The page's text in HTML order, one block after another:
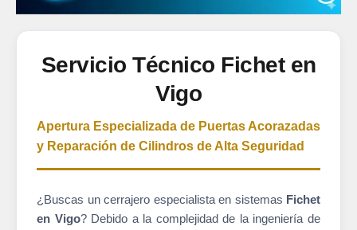
Servicio Técnico Fichet en
Vigo
Apertura Especializada de Puertas Acorazadas
y Reparación de Cilindros de Alta Seguridad
¿Buscas un cerrajero especialista en sistemas Fichet
en Vigo? Debido a la complejidad de la ingeniería de